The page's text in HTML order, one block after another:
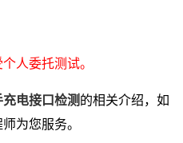
人委托测试。
电接口检测 的相关介绍，如
为您服务。